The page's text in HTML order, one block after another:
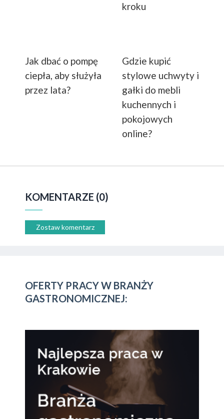
kroku
Jak dbać o pompę
ciepła, aby służyła
przez lata?
Gdzie kupić
stylowe uchwyty i
gałki do mebli
kuchennych i
pokojowych
online?
KOMENTARZE (0)
Zostaw komentarz
OFERTY PRACY W BRANŻY
GASTRONOMICZNEJ: